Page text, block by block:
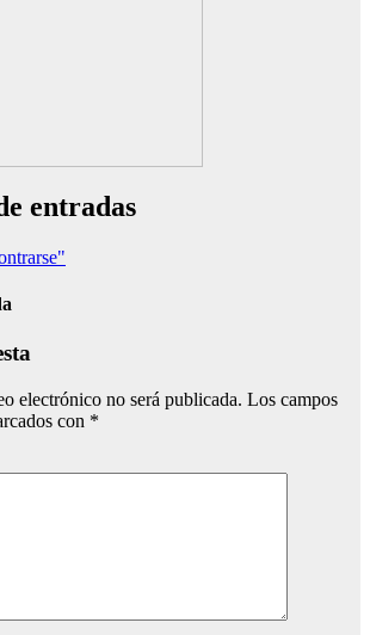
entradas
electrónico no será publicada. Los campos
con *